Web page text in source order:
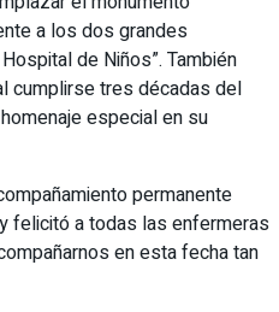
a los dos grandes
de Niños”. También
cumplirse tres décadas del
especial en su
permanente
felicitó a todas las enfermeras
en esta fecha tan